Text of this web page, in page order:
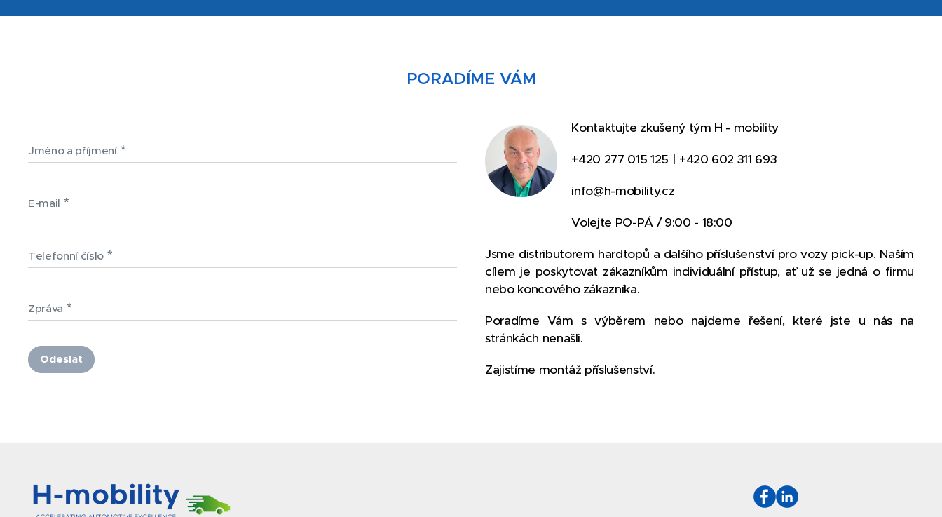
PORADÍME VÁM
Jméno a příjmení
E-mail
Telefonní číslo
Zpráva
Odeslat
Kontaktujte zkušený tým H - mobility
+420 277 015 125 | +420 602 311 693
info@h-mobility.cz
Volejte PO-PÁ / 9:00 - 18:00
Jsme distributorem hardtopů a dalšího příslušenství pro vozy pick-up. Naším
cílem je poskytovat zákazníkům individuální přístup, ať už se jedná o firmu
nebo koncového zákazníka.
Poradíme Vám s výběrem nebo najdeme řešení, které jste u nás na
stránkách nenašli.
Zajistíme montáž příslušenství.